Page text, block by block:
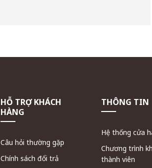
HỖ TRỢ KHÁCH
HÀNG
Câu hỏi thường gặp
Chính sách đổi trả
THÔNG TIN
Hệ thống cửa
Chương trình
thành viên